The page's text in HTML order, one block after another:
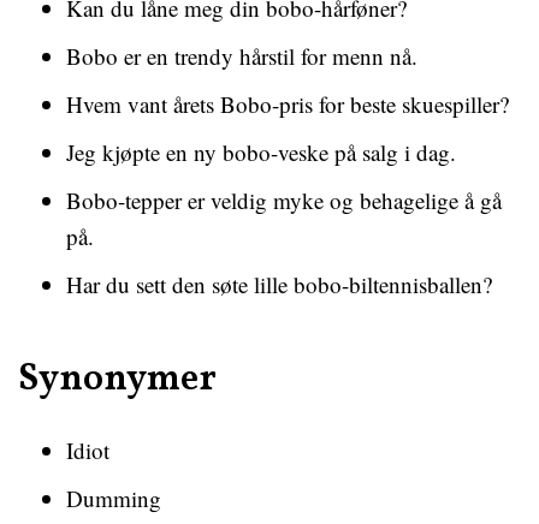
Kan du låne meg din bobo-hårføner?
Bobo er en trendy hårstil for menn nå.
Hvem vant årets Bobo-pris for beste skuespiller?
Jeg kjøpte en ny bobo-veske på salg i dag.
Bobo-tepper er veldig myke og behagelige å gå
på.
Har du sett den søte lille bobo-biltennisballen?
Synonymer
Idiot
Dumming